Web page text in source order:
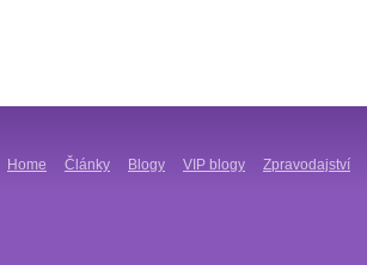
Home Články Blogy VIP blogy Zpravodajství